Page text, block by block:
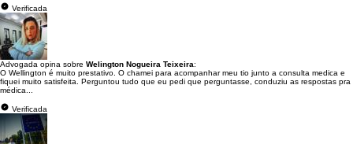
Verificada
Advogada opina sobre Welington Nogueira Teixeira:
O Wellington é muito prestativo. O chamei para acompanhar meu tio junto a consulta medica e
fiquei muito satisfeita. Perguntou tudo que eu pedi que perguntasse, conduziu as respostas pra
médica...
Verificada